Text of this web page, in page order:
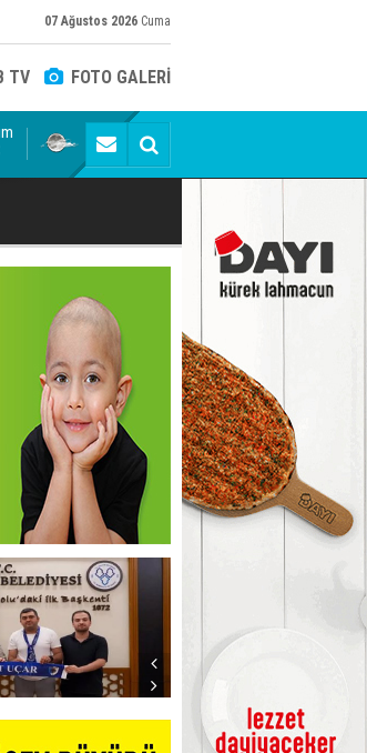
07 Ağustos 2026 Cuma
TV FOTO GALERİ
Sermaye Çizgisinde Haklılığın Resmi:
başlıyor! İlk
düdük Bolu'da
çalacak